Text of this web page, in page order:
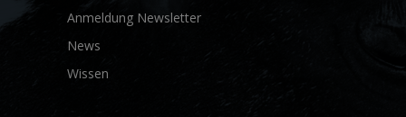
Anmeldung Newsletter
News
Wissen